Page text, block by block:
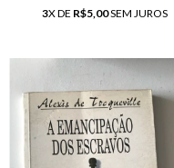
3X DE R$5,00SEM JUROS